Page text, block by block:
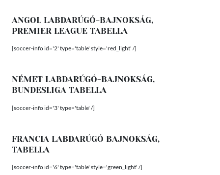
ANGOL LABDARÚGÓ-BAJNOKSÁG,
PREMIER LEAGUE TABELLA
[soccer-info id='2' type='table' style='red_light' /]
NÉMET LABDARÚGÓ-BAJNOKSÁG,
BUNDESLIGA TABELLA
[soccer-info id='3' type='table' /]
FRANCIA LABDARÚGÓ BAJNOKSÁG,
TABELLA
[soccer-info id='6' type='table' style='green_light' /]